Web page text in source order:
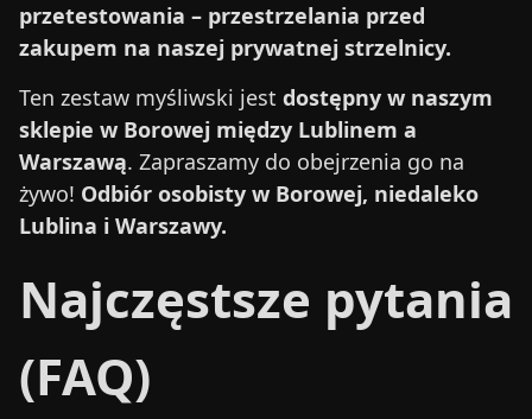
przetestowania – przestrzelania przed
zakupem na naszej prywatnej strzelnicy.
Ten zestaw myśliwski jest dostępny w naszym
sklepie w Borowej między Lublinem a
Warszawą. Zapraszamy do obejrzenia go na
żywo! Odbiór osobisty w Borowej, niedaleko
Lublina i Warszawy.
Najczęstsze pytania
(FAQ)